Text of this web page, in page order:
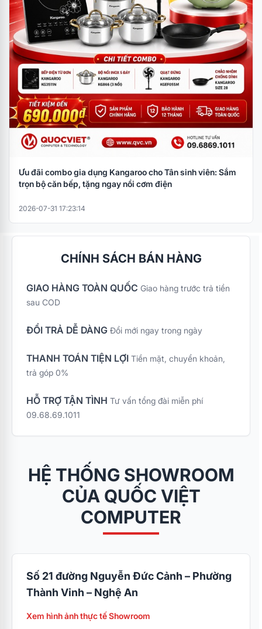
Ưu đãi combo gia dụng Kangaroo cho Tân sinh viên: Sắm
trọn bộ căn bếp, tặng ngay nồi cơm điện
2026-07-31 17:23:14
CHÍNH SÁCH BÁN HÀNG
GIAO HÀNG TOÀN QUỐC Giao hàng trước trả tiền
sau COD
ĐỔI TRẢ DỄ DÀNG Đổi mới ngay trong ngày
THANH TOÁN TIỆN LỢI Tiền mặt, chuyển khoản,
trả góp 0%
HỖ TRỢ TẬN TÌNH Tư vấn tổng đài miễn phí
09.68.69.1011
HỆ THỐNG SHOWROOM
CỦA QUỐC VIỆT
COMPUTER
Số 21 đường Nguyễn Đức Cảnh – Phường
Thành Vinh – Nghệ An
Xem hình ảnh thực tế Showroom